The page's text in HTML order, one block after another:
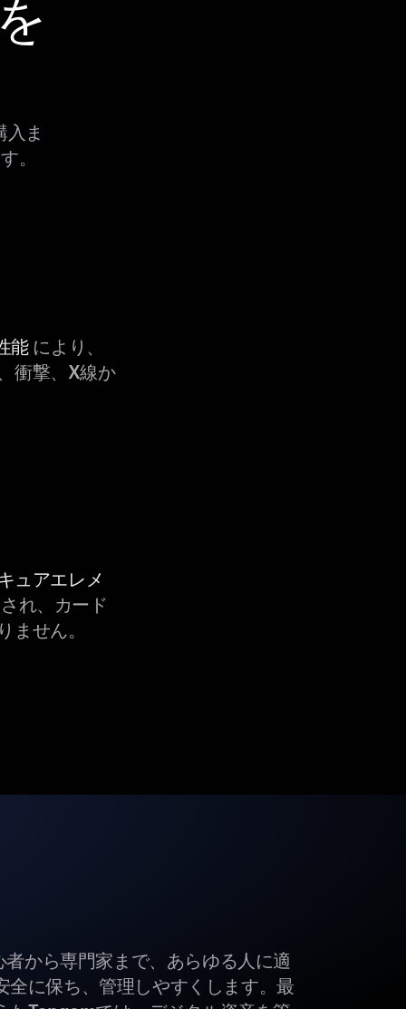
ま
。
能により、
衝撃、X線か
ュアエレメ
れ、カード
ません。
から専門家まで、あらゆる人に適
全に保ち、管理しやすくします。最